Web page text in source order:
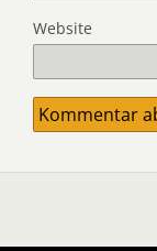
Website